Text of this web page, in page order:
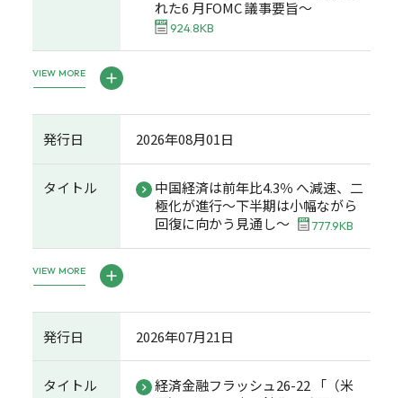
れた6 月FOMC 議事要旨～
924.8KB
VIEW MORE
発行日 2026年08月01日
タイトル
中国経済は前年比4.3％ へ減速、二
極化が進行～下半期は小幅ながら
回復に向かう見通し～
777.9KB
VIEW MORE
発行日 2026年07月21日
タイトル
経済金融フラッシュ26-22 「（米